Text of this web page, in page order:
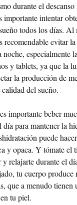
durante el
importante intentar
todos los días. Al
recomendable evitar
noche, especialmente
y tablets, ya que la
la producción de
del sueño.
importante beber
día para mantener la
puede
y opaca. Y tómate el
y relajarte durante el
tu cuerpo produce
que a menudo tienen
tu piel.